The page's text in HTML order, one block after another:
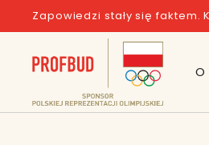
Zapowiedzi stały się faktem.